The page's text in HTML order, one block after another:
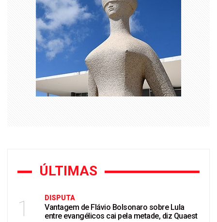
ÚLTIMAS
1 DISPUTA
Vantagem de Flávio Bolsonaro sobre Lula
entre evangélicos cai pela metade, diz Quaest